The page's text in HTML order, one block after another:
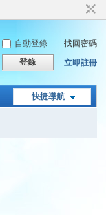
自動登錄
找回密碼
登錄 立即註冊
快捷導航